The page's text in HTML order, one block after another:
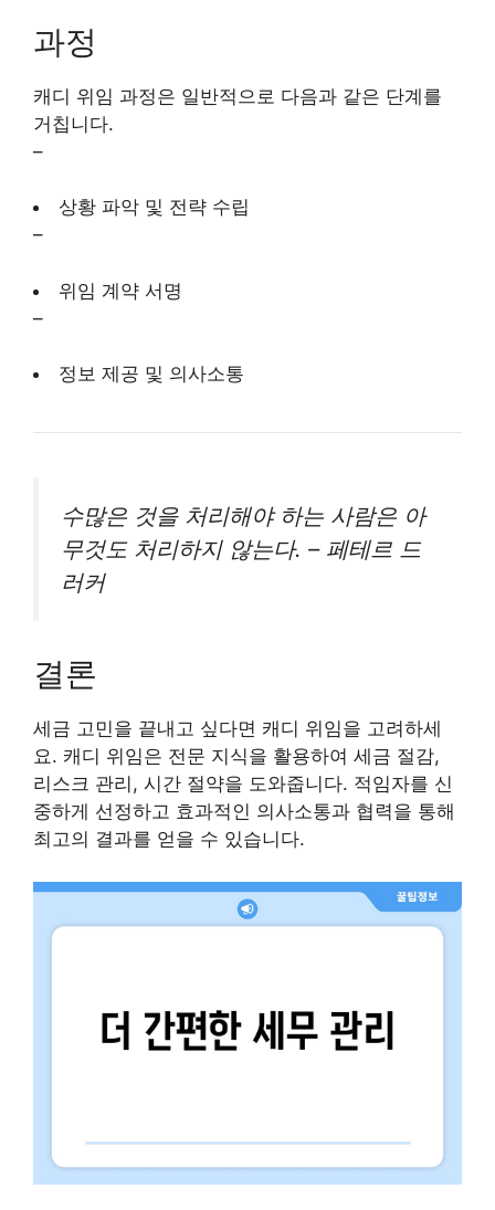
과정
캐디 위임 과정은 일반적으로 다음과 같은 단계를
거칩니다.
–
상황 파악 및 전략 수립
–
위임 계약 서명
–
정보 제공 및 의사소통
수많은 것을 처리해야 하는 사람은 아
무것도 처리하지 않는다. – 페테르 드
러커
결론
세금 고민을 끝내고 싶다면 캐디 위임을 고려하세
요. 캐디 위임은 전문 지식을 활용하여 세금 절감,
리스크 관리, 시간 절약을 도와줍니다. 적임자를 신
중하게 선정하고 효과적인 의사소통과 협력을 통해
최고의 결과를 얻을 수 있습니다.